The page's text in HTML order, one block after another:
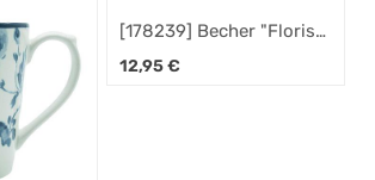
[178239] Becher "Floris"
ca. 32cl
12,95€